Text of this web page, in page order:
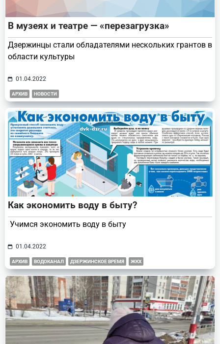
В музеях и театре — «перезагрузка»
Дзержинцы стали обладателями нескольких грантов в
области культуры
01.04.2022
АРХИВ НОВОСТИ
Как экономить воду в быту?
Учимся экономить воду в быту
01.04.2022
АРХИВ ВОДОКАНАЛ ДЗЕРЖИНСКОЕ ВРЕМЯ ЖКХ